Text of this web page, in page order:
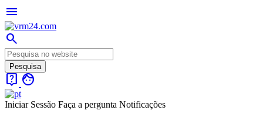
menu
search
live_help face
Iniciar Sessão Faça a pergunta Notificações